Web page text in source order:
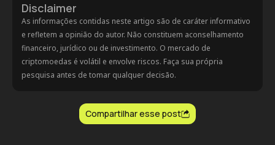
Disclaimer
As informações contidas neste artigo são de caráter informativo
e refletem a opinião do autor. Não constituem aconselhamento
financeiro, jurídico ou de investimento. O mercado de
criptomoedas é volátil e envolve riscos. Faça sua própria
pesquisa antes de tomar qualquer decisão.
Compartilhar esse post